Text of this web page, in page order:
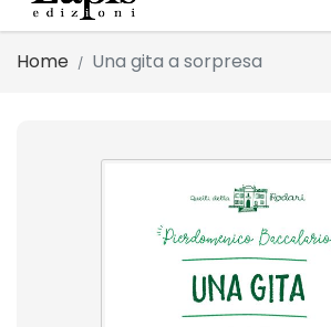
Home Una gita a sorpresa